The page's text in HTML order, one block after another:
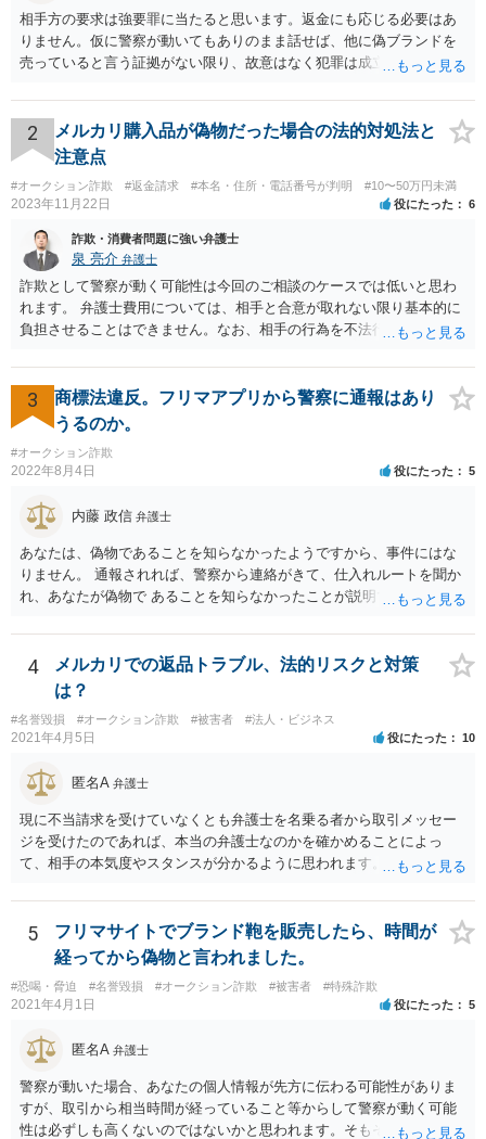
相手方の要求は強要罪に当たると思います。返金にも応じる必要はあ
りません。仮に警察が動いてもありのまま話せば、他に偽ブランドを
売っていると言う証拠がない限り、故意はなく犯罪は成立しないと判
す。本当にブランド品がほしくて損したと思うだけなら元の金額の返
金しか求めないはずですし、靴の機能性に問題がないなら「ブランド
品じゃないから履いていかなかった」という主張もまず通りません。
2
メルカリ購入品が偽物だった場合の法的対処法と
注意点
#オークション詐欺 #返金請求 #本名・住所・電話番号が判明 #10〜50万円未満
2023年11月22日 役にたった 6
詐欺・消費者問題に強い弁護士
泉 亮介 弁護士
詐欺として警察が動く可能性は今回のご相談のケースでは低いと思わ
れます。 弁護士費用については、相手と合意が取れない限り基本的に
負担させることはできません。なお、相手の行為を不法行為として損
して請求することも可能です。
3
商標法違反。フリマアプリから警察に通報はあり
うるのか。
#オークション詐欺
2022年8月4日 役にたった 5
内藤 政信 弁護士
あなたは、偽物であることを知らなかったようですから、事件にはな
りません。 通報されれば、警察から連絡がきて、仕入れルートを聞か
れ、あなたが偽物で あることを知らなかったことが説明できれば、事
ょう。
4
メルカリでの返品トラブル、法的リスクと対策
は？
#名誉毀損 #オークション詐欺 #被害者 #法人・ビジネス
2021年4月5日 役にたった 10
匿名A 弁護士
現に不当請求を受けていなくとも弁護士を名乗る者から取引メッセー
ジを受けたのであれば、本当の弁護士なのかを確かめることによっ
て、相手の本気度やスタンスが分かるように思われます。
5
フリマサイトでブランド鞄を販売したら、時間が
経ってから偽物と言われました。
#恐喝・脅迫 #名誉毀損 #オークション詐欺 #被害者 #特殊詐欺
2021年4月1日 役にたった 5
匿名A 弁護士
警察が動いた場合、あなたの個人情報が先方に伝わる可能性がありま
すが、取引から相当時間が経っていること等からして警察が動く可能
性は必ずしも高くないのではないかと思われます。そもそも虚偽の事